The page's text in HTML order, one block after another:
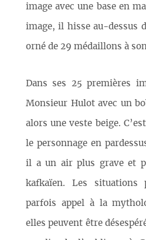
image avec une base en
image, il hisse au-dessus
orné de 29 médaillons à
Dans ses 25 premières
Monsieur Hulot avec un
alors une veste beige.
le personnage en
il a un air plus grave et
kafkaïen. Les situations
parfois appel à la
elles peuvent être